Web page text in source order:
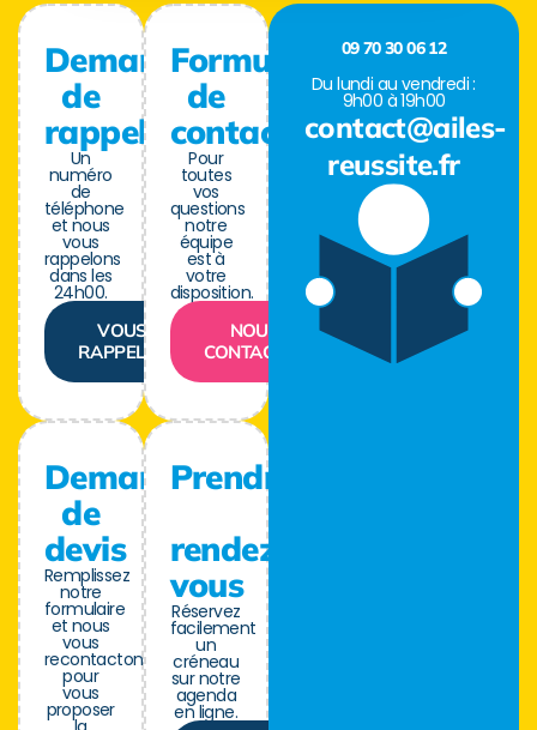
Demande
de
rappel
Un
numéro
de
téléphone
et nous
vous
rappelons
dans les
24h00.
VOUS
RAPPELER
Demande
de
devis
Remplissez
notre
formulaire
et nous
vous
recontactons
pour
vous
proposer
Formulaire
de
contact
Pour
toutes
vos
questions
notre
équipe
est à
votre
disposition.
NOUS
CONTACTER
Prendre
rendez-
vous
Réservez
facilement
un
créneau
sur notre
agenda
en ligne.
09 70 30 06 12
Du lundi au vendredi :
9h00 à 19h00
contact@ailes-
reussite.fr